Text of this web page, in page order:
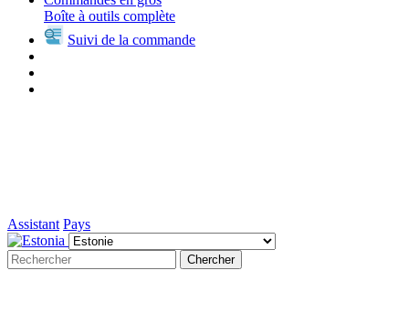
Boîte à outils complète
Suivi de la commande
Assistant Pays
Chercher